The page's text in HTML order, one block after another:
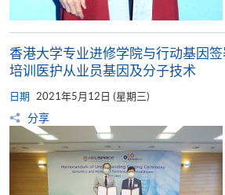
香港大学专业进修学院与行动基因
培训医护从业员基因及分子技术
日期 2021年5月12日 (星期三)
分享